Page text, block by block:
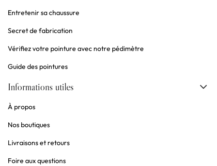
Entretenir sa chaussure
Secret de fabrication
Vérifiez votre pointure avec notre pédimètre
Guide des pointures
Informations utiles
À propos
Nos boutiques
Livraisons et retours
Foire aux questions